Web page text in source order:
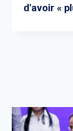
d'avoir «